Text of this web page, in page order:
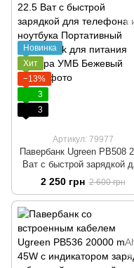
Новинка
Хит
−13%
3
3
Артикул: 79977
Павербанк Ugreen PB508
Ват с быстрой зарядкой
телефона и ноутбука
Портативный powerbank
питания роутера УМБ
Бежевый
2 250 грн 2 600 грн